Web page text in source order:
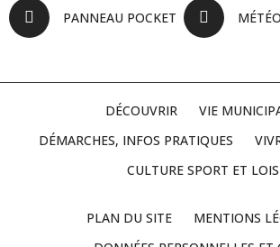
PANNEAU POCKET MÉTÉO
DÉCOUVRIR
VIE
DÉMARCHES, INFOS PRATIQUES
CULTURE SPORT ET
PLAN DU SITE
MENTIONS